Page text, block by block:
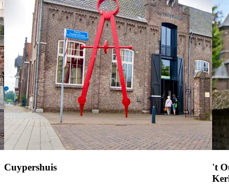
Cuypershuis
't